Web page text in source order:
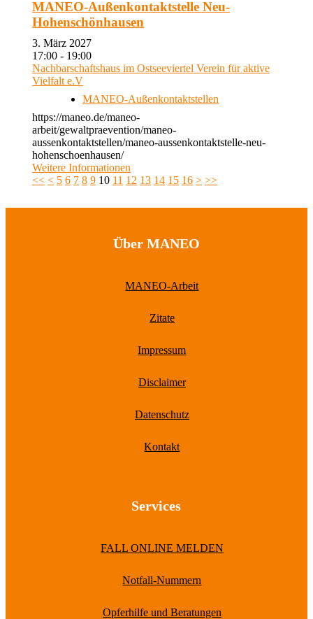
MANEO-Außenkontaktstelle Neu-
Hohenschönhausen
3. März 2027
17:00 - 19:00
Nachbarschaftshaus im Ostseeviertel Verein für aktive
Vielfalt e.V
MANEO-Außenkontaktstellen
https://maneo.de/maneo-
arbeit/gewaltpraevention/maneo-
aussenkontaktstellen/maneo-aussenkontaktstelle-neu-
hohenschoenhausen/
Weitere Informationen
<< < 5 6 7 8 9 10 11 12 13 14 15 16 > >>
Über MANEO
MANEO-Arbeit
Zitate
Impressum
Disclaimer
Datenschutz
Kontakt
Services
FALL ONLINE MELDEN
Notfall-Nummern
Opferhilfe und Beratungen